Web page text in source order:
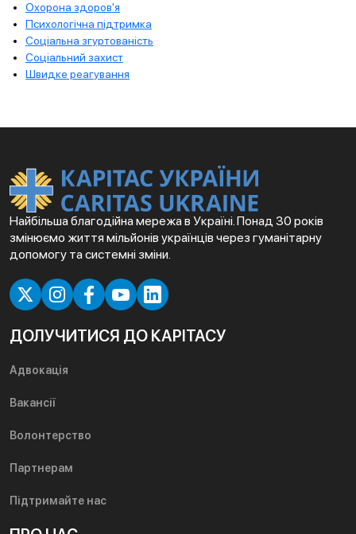
Охорона здоров'я
Психологічна підтримка
Соціальна згуртованість
Соціальний захист
Швидке реагування
Найбільша благодійна мережа в Україні. Понад 30 років
змінюємо життя мільйонів українців через гуманітарну
допомогу та системні зміни.
ДОЛУЧИТИСЯ ДО КАРІТАСУ
Адвокація
Вакансії
Волонтерство
Партнерам
Підтримайте нас